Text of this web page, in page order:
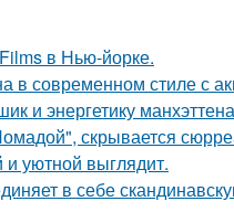
в Нью-йорке.
в современном стиле с
и энергетику
скрывается
и уютной выглядит.
в себе